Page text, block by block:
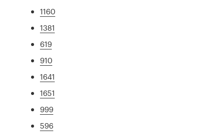
1160
1381
619
910
1641
1651
999
596